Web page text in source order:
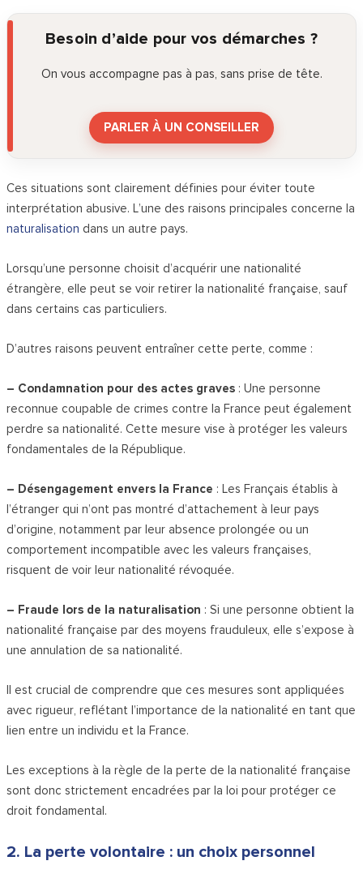
Besoin d’aide pour vos démarches ?
On vous accompagne pas à pas, sans prise de tête.
PARLER À UN CONSEILLER
Ces situations sont clairement définies pour éviter toute
interprétation abusive. L’une des raisons principales concerne la
naturalisation dans un autre pays.
Lorsqu’une personne choisit d’acquérir une nationalité
étrangère, elle peut se voir retirer la nationalité française, sauf
dans certains cas particuliers.
D’autres raisons peuvent entraîner cette perte, comme :
– Condamnation pour des actes graves : Une personne
reconnue coupable de crimes contre la France peut également
perdre sa nationalité. Cette mesure vise à protéger les valeurs
fondamentales de la République.
– Désengagement envers la France : Les Français établis à
l’étranger qui n’ont pas montré d’attachement à leur pays
d’origine, notamment par leur absence prolongée ou un
comportement incompatible avec les valeurs françaises,
risquent de voir leur nationalité révoquée.
– Fraude lors de la naturalisation : Si une personne obtient la
nationalité française par des moyens frauduleux, elle s’expose à
une annulation de sa nationalité.
Il est crucial de comprendre que ces mesures sont appliquées
avec rigueur, reflétant l’importance de la nationalité en tant que
lien entre un individu et la France.
Les exceptions à la règle de la perte de la nationalité française
sont donc strictement encadrées par la loi pour protéger ce
droit fondamental.
2. La perte volontaire : un choix personnel